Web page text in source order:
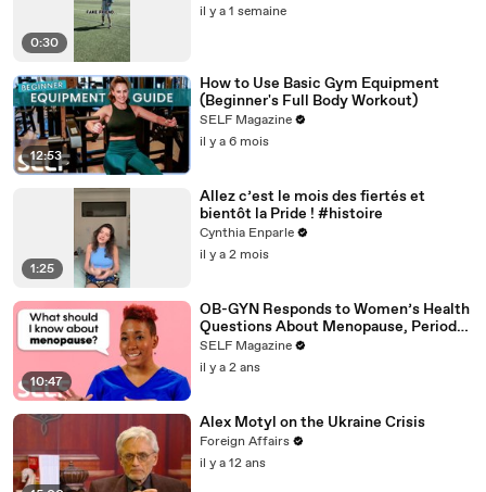
0:30
il y a 1 semaine
12:53
How to Use Basic Gym Equipment
(Beginner's Full Body Workout)
SELF Magazine
il y a 6 mois
1:25
Allez c’est le mois des fiertés et
bientôt la Pride ! #histoire
Cynthia Enparle
il y a 2 mois
10:47
OB-GYN Responds to Women’s Health
Questions About Menopause, Periods
& More
SELF Magazine
il y a 2 ans
Alex Motyl on the Ukraine Crisis
Foreign Affairs
il y a 12 ans